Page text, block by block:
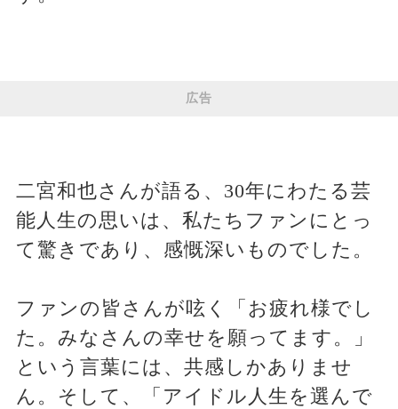
広告
二宮和也さんが語る、30年にわたる芸
能人生の思いは、私たちファンにとっ
て驚きであり、感慨深いものでした。
ファンの皆さんが呟く「お疲れ様でし
た。みなさんの幸せを願ってます。」
という言葉には、共感しかありませ
ん。そして、「アイドル人生を選んで